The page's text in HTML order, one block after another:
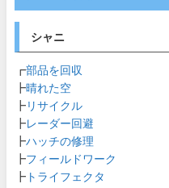
シャニ
┏部品を回収
┣晴れた空
┣ リサイクル
┣レーダー回避
┣ハッチの修理
┣フィールドワーク
┣ トライフェクタ